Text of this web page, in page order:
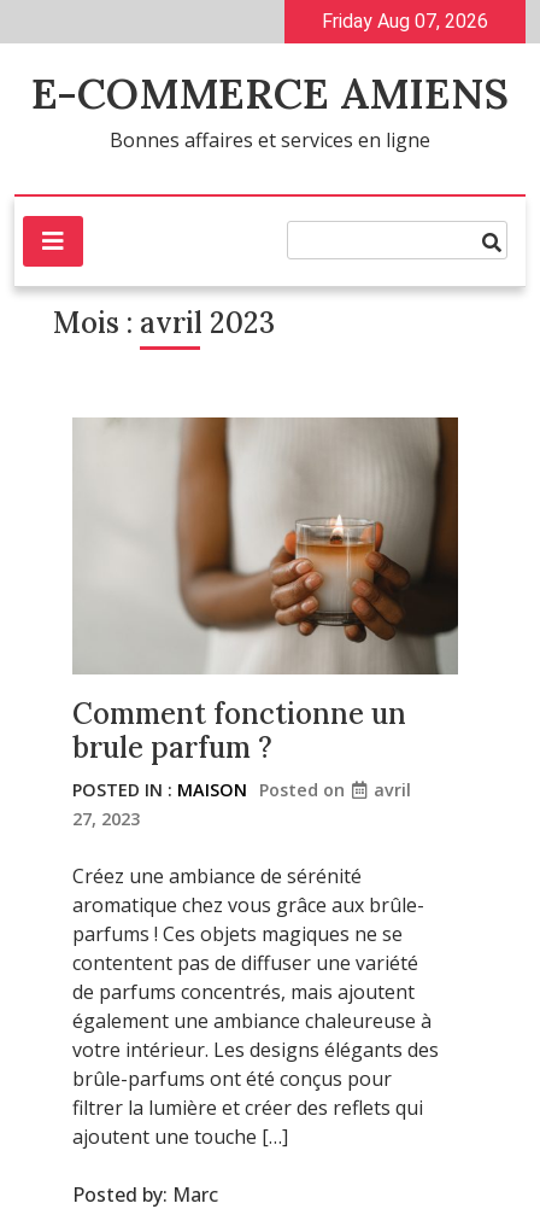
to
Friday Aug 07, 2026
E-COMMERCE AMIENS
Bonnes affaires et services en ligne
Mois : avril 2023
Comment fonctionne un
brule parfum ?
POSTED IN : MAISON Posted on
avril
27, 2023
Créez une ambiance de sérénité
aromatique chez vous grâce aux brûle-
parfums ! Ces objets magiques ne se
contentent pas de diffuser une variété
de parfums concentrés, mais ajoutent
également une ambiance chaleureuse à
votre intérieur. Les designs élégants des
brûle-parfums ont été conçus pour
filtrer la lumière et créer des reflets qui
ajoutent une touche […]
Posted by: Marc